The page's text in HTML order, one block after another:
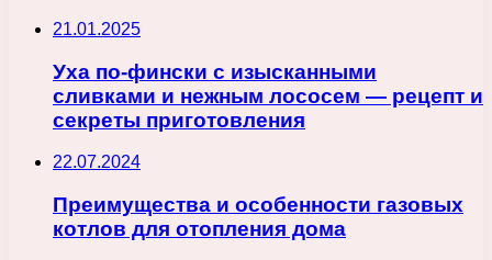
21.01.2025
Уха по-фински с изысканными
сливками и нежным лососем — рецепт и
секреты приготовления
22.07.2024
Преимущества и особенности газовых
котлов для отопления дома